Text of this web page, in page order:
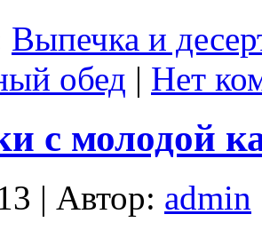
Выпечка и
обед | Нет
с молодой
| Автор: admin